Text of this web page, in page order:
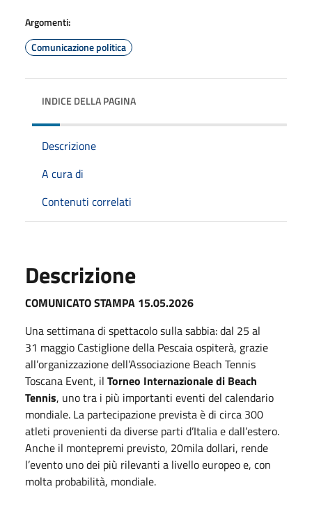
Argomenti:
Comunicazione politica
INDICE DELLA PAGINA
Descrizione
A cura di
Contenuti correlati
Descrizione
COMUNICATO STAMPA 15.05.2026
Una settimana di spettacolo sulla sabbia: dal 25 al
31 maggio Castiglione della Pescaia ospiterà, grazie
all’organizzazione dell’Associazione Beach Tennis
Toscana Event, il Torneo Internazionale di Beach
Tennis, uno tra i più importanti eventi del calendario
mondiale. La partecipazione prevista è di circa 300
atleti provenienti da diverse parti d’Italia e dall’estero.
Anche il montepremi previsto, 20mila dollari, rende
l’evento uno dei più rilevanti a livello europeo e, con
molta probabilità, mondiale.